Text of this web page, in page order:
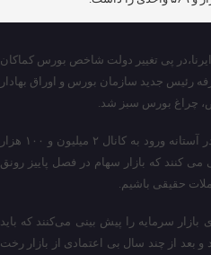
پی تغییر دولت شاخص بورس کماکان
رئیس جدید سازمان بورس و اوراق بهادار
چراغ بورس سبز شد.
شاخص کل بورس تهران در پایان هفته در آستانه ورود به کانال ۲ میلیون و ۱۰۰ هزار
کنند که بازار سهام در فصل پاییز رونق
حقیقی‌ باشیم.
سرمایه را پیش بینی می‌کنند که باید
و بعد از چند سال بی اعتمادی از بازار رخت